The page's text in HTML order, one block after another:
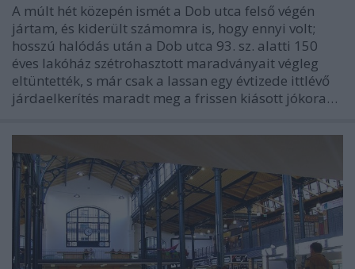
A múlt hét közepén ismét a Dob utca felső végén
jártam, és kiderült számomra is, hogy ennyi volt;
hosszú halódás után a Dob utca 93. sz. alatti 150
éves lakóház szétrohasztott maradványait végleg
eltüntették, s már csak a lassan egy évtizede ittlévő
járdaelkerítés maradt meg a frissen kiásott jókora…